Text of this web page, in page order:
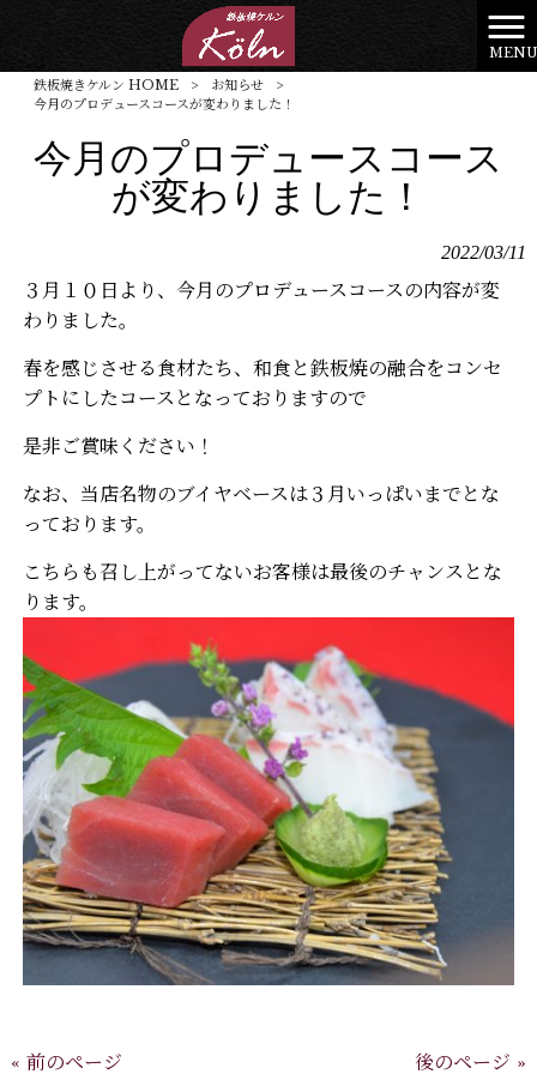
MENU
鉄板焼きケルン HOME
> お知らせ
>
今月のプロデュースコースが変わりました！
今月のプロデュースコース
が変わりました！
2022/03/11
３月１０日より、今月のプロデュースコースの内容が変
わりました。
春を感じさせる食材たち、和食と鉄板焼の融合をコンセ
プトにしたコースとなっておりますので
是非ご賞味ください！
なお、当店名物のブイヤベースは３月いっぱいまでとな
っております。
こちらも召し上がってないお客様は最後のチャンスとな
ります。
« 前のページ 後のページ »